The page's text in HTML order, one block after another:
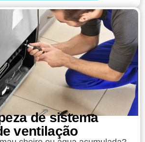
de sistema
ventilação